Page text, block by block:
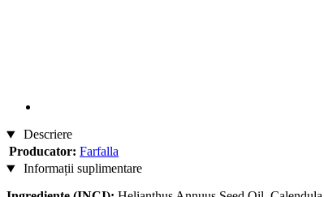
Descriere
Producator: Farfalla
Informații suplimentare